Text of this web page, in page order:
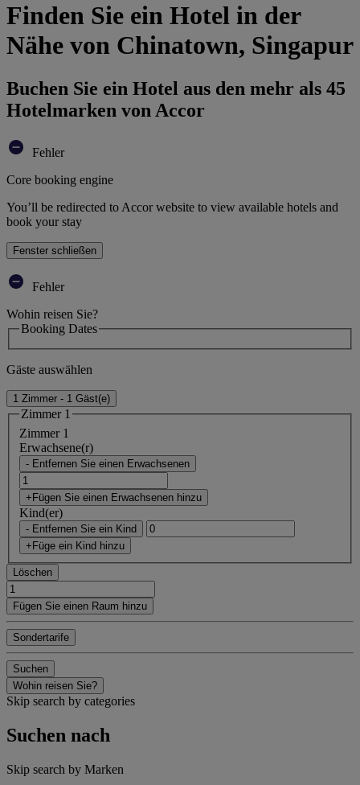
Finden Sie ein Hotel in der
Nähe von Chinatown, Singapur
Buchen Sie ein Hotel aus den mehr als 45
Hotelmarken von Accor
Fehler
Core booking engine
You’ll be redirected to Accor website to view available hotels and
book your stay
Fenster schließen
Fehler
Wohin reisen Sie?
Booking Dates
Gäste auswählen
1 Zimmer - 1 Gäst(e)
Zimmer 1
Zimmer 1
Erwachsene(r)
- Entfernen Sie einen Erwachsenen
+Fügen Sie einen Erwachsenen hinzu
Kind(er)
- Entfernen Sie ein Kind
+Füge ein Kind hinzu
Löschen
Fügen Sie einen Raum hinzu
Sondertarife
Suchen
Wohin reisen Sie?
Skip search by categories
Suchen nach
Skip search by Marken